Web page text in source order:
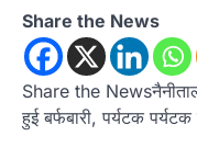
Share the News
Share the
हुई बर्फबारी, पर्यटक